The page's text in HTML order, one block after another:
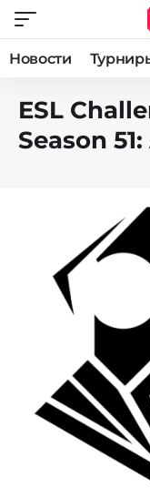
Новости
ESL
Season